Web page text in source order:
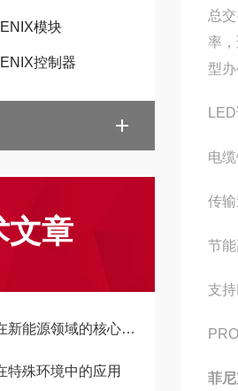
模块
控制器
文章
能源领域的核心应用
特殊环境中的应用
总
率
型
电
传
节
支
菲